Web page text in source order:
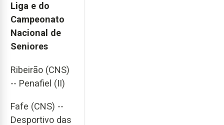
Liga e do
Campeonato
Nacional de
Seniores
Ribeirão (CNS)
-- Penafiel (II)
Fafe (CNS) --
Desportivo das